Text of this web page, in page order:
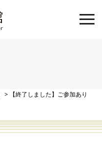
> 【終了しました】ご参加あり